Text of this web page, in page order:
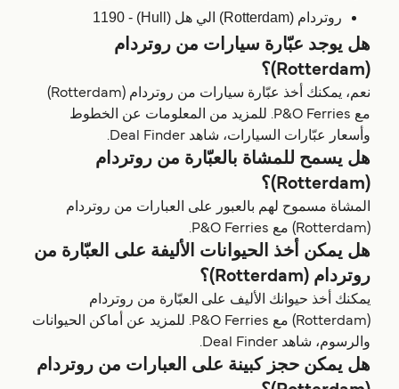
روتردام (Rotterdam) الي هل (Hull) - 1190
هل يوجد عبّارة سيارات من روتردام
نعم، يمكنك أخذ عبّارة سيارات من روتردام (Rotterdam)
مع P&O Ferries. للمزيد من المعلومات عن الخطوط
وأسعار عبّارات السيارات، شاهد Deal Finder.
هل يسمح للمشاة بالعبّارة من روتردام
المشاة مسموح لهم بالعبور على العبارات من روتردام
هل يمكن أخذ الحيوانات الأليفة على العبّارة من
روتردام (Rotterdam)؟
يمكنك أخذ حيوانك الأليف على العبّارة من روتردام
(Rotterdam) مع P&O Ferries. للمزيد عن أماكن الحيوانات
والرسوم، شاهد Deal Finder.
هل يمكن حجز كبينة على العبارات من روتردام